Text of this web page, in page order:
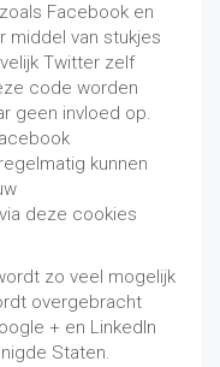
Facebook en
middel van stukjes
Twitter zelf
code worden
geen invloed op.
kunnen
deze cookies
zo veel mogelijk
overgebracht
+ en LinkedIn
Staten.